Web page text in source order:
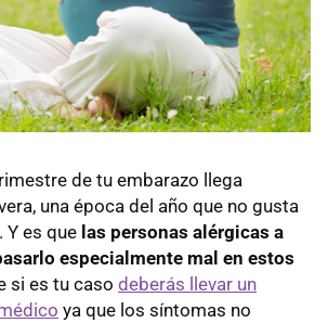
de tu embarazo llega
una época del año que no gusta
Y es que las personas alérgicas a
especialmente mal en estos
si es tu caso deberás llevar un
ya que los síntomas no